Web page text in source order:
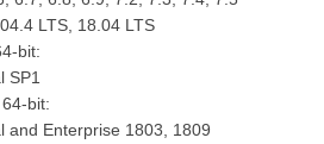
LTS, 18.04 LTS
bit:
SP1
bit:
and Enterprise 1803, 1809